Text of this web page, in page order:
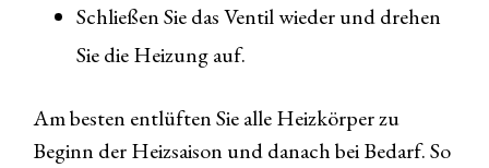
Schließen Sie das Ventil wieder und drehen
Sie die Heizung auf.
Am besten entlüften Sie alle Heizkörper zu
Beginn der Heizsaison und danach bei Bedarf. So